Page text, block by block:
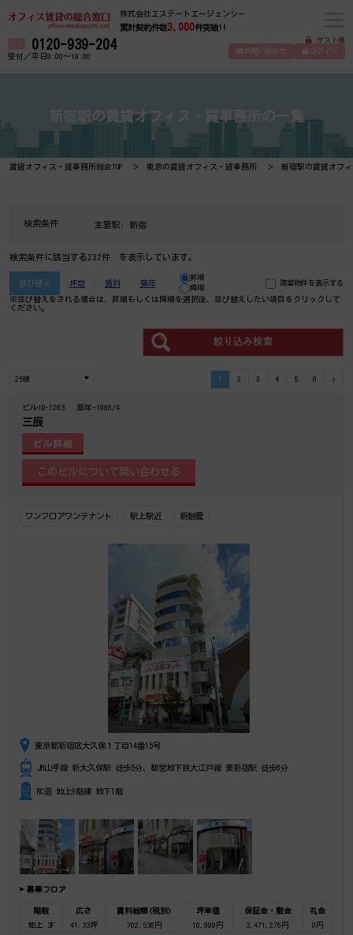
株式会社エステートエージェンシー
累計契約件数3,000件突破!!
0120-939-204
受付／平日9:00～19:00
ゲスト様
お問い合わせ
ログイン
新宿駅の賃貸オフィス・貸事務所の一覧
賃貸オフィス・貸事務所総合TOP 東京の賃貸オフィス・貸事務所 新宿駅の賃貸オフ
検索条件 主要駅: 新宿
検索条件に該当する232件 を表示しています。
並び替え 坪数 賃料 築年
昇順
降順
満室物件を表示する
※並び替えをされる場合は、昇順もしくは降順を選択後、​並び替えしたい項目をクリックして
ください。
1 2 3 4 5 6 >
ビルID-1263 築年-1988/4
三辰
ビル詳細
ワンフロアワンテナント 駅上駅近 新耐震
東京都新宿区大久保１丁目14番15号
JR山手線 新大久保駅 徒歩5分、都営地下鉄大江戸線 東新宿駅 徒歩6分
RC造 地上9階建 地下1階
募集フロア
階数 広さ 賃料総額(税別) 坪単価 保証金・敷金
礼金
地上 3F
41.33坪 702,536円 16,999円 3,471,276円 0円